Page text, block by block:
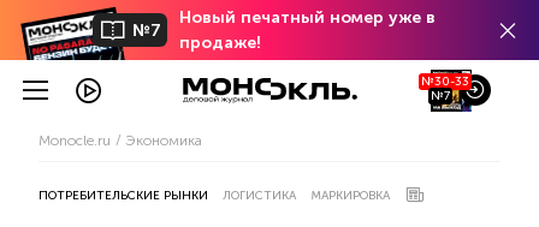
№7
Новый печатный номер уже в
продаже!
№30-33
№7
Monocle.ru Экономика
ПОТРЕБИТЕЛЬСКИЕ РЫНКИ ЛОГИСТИКА МАРКИРОВКА